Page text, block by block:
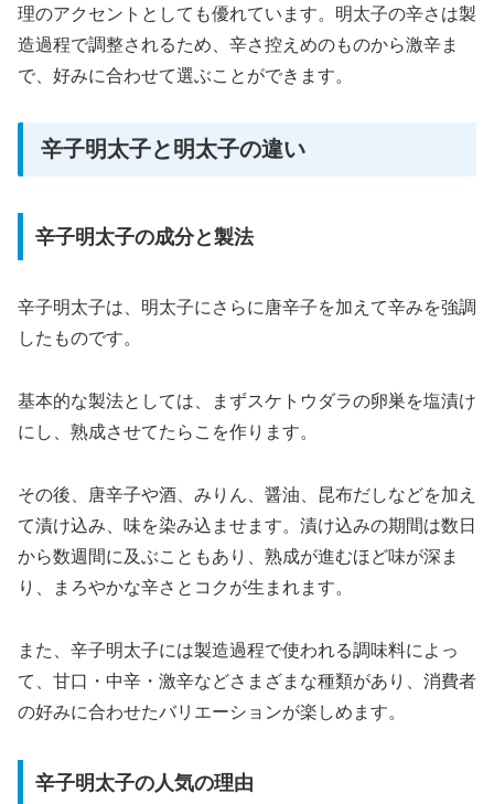
理のアクセントとしても優れています。明太子の辛さは製
造過程で調整されるため、辛さ控えめのものから激辛ま
で、好みに合わせて選ぶことができます。
辛子明太子と明太子の違い
辛子明太子の成分と製法
辛子明太子は、明太子にさらに唐辛子を加えて辛みを強調
したものです。
基本的な製法としては、まずスケトウダラの卵巣を塩漬け
にし、熟成させてたらこを作ります。
その後、唐辛子や酒、みりん、醤油、昆布だしなどを加え
て漬け込み、味を染み込ませます。漬け込みの期間は数日
から数週間に及ぶこともあり、熟成が進むほど味が深ま
り、まろやかな辛さとコクが生まれます。
また、辛子明太子には製造過程で使われる調味料によっ
て、甘口・中辛・激辛などさまざまな種類があり、消費者
の好みに合わせたバリエーションが楽しめます。
辛子明太子の人気の理由